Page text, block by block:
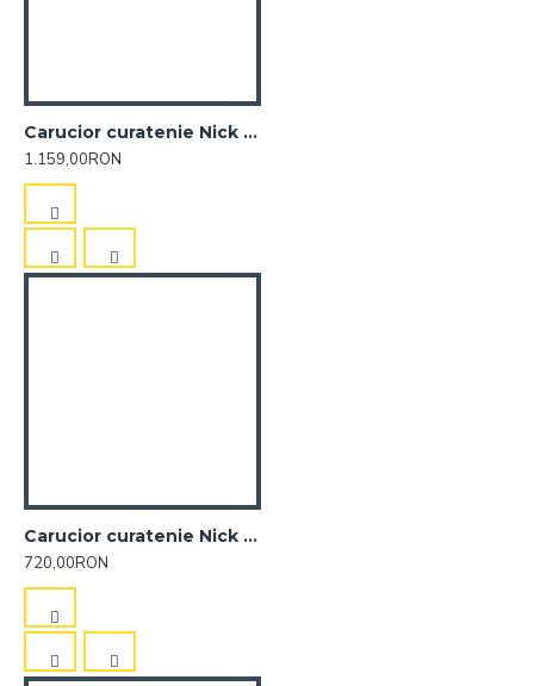
Carucior curatenie Nick Hermetic 125
1.159,00RON
Carucior curatenie Nick 15lt Verde
720,00RON